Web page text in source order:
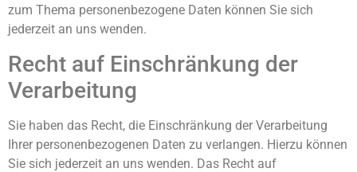
zum Thema personenbezogene Daten können Sie sich
jederzeit an uns wenden.
Recht auf Einschränkung der
Verarbeitung
Sie haben das Recht, die Einschränkung der Verarbeitung
Ihrer personenbezogenen Daten zu verlangen. Hierzu können
Sie sich jederzeit an uns wenden. Das Recht auf